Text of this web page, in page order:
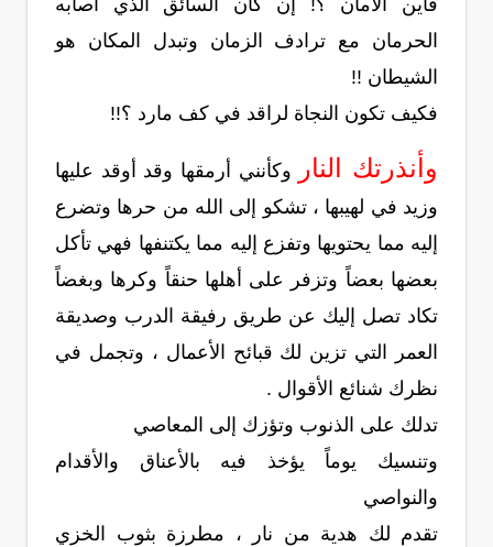
فأين الأمان ؟! إن كان السائق الذي أصابه
الحرمان مع ترادف الزمان وتبدل المكان هو
الشيطان !!
فكيف تكون النجاة لراقد في كف مارد ؟!!
وأنذرتك النار
وكأنني أرمقها وقد أوقد عليها
وزيد في لهيبها ، تشكو إلى الله من حرها وتضرع
إليه مما يحتويها وتفزع إليه مما يكتنفها فهي تأكل
بعضها بعضاً وتزفر على أهلها حنقاً وكرها وبغضاً
تكاد تصل إليك عن طريق رفيقة الدرب وصديقة
العمر التي تزين لك قبائح الأعمال ، وتجمل في
نظرك شنائع الأقوال .
تدلك على الذنوب وتؤزك إلى المعاصي
وتنسيك يوماً يؤخذ فيه بالأعناق والأقدام
والنواصي
تقدم لك هدية من نار ، مطرزة بثوب الخزي